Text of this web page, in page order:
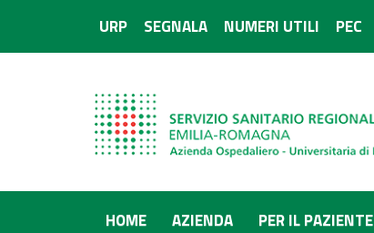
URP SEGNALA NUMERI UTILI PEC
HOME AZIENDA PER IL PAZIENTE